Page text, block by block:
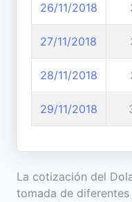
26/11/2018
27/11/2018
28/11/2018
29/11/2018
La cotización del
tomada de